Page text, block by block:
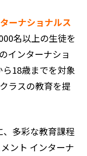
ーナショナルス
名以上の生徒を
インターナショ
18歳までを対象
ラスの教育を提
多彩な教育課程
ント インターナ